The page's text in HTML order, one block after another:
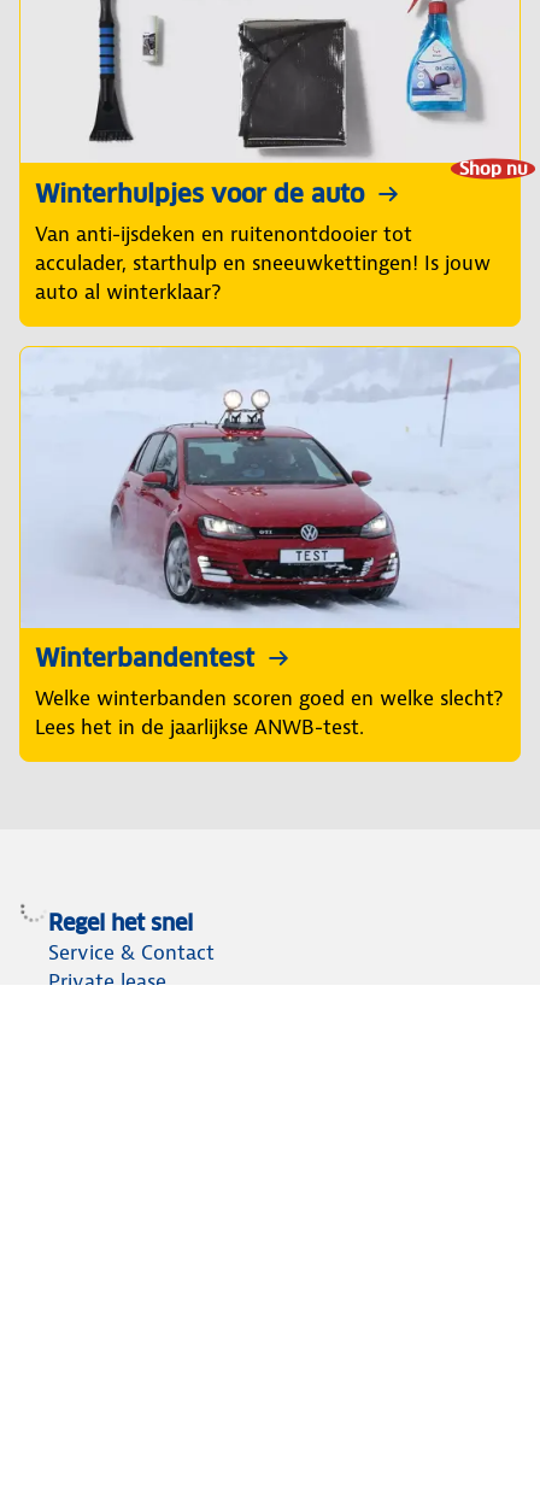
Shop nu
Winterhulpjes voor de auto
Van anti-ijsdeken en ruitenontdooier tot
acculader, starthulp en sneeuwkettingen! Is jouw
auto al winterklaar?
Winterbandentest
Welke winterbanden scoren goed en welke slecht?
Lees het in de jaarlijkse ANWB-test.
Regel het snel
Service & Contact
Private lease